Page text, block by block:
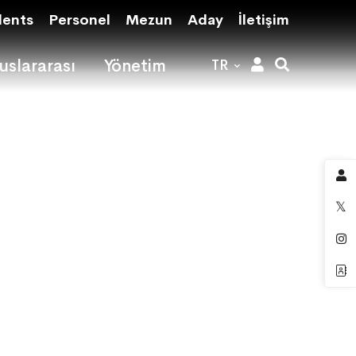
Personel Mezun Aday İletişim
Yönetim TR